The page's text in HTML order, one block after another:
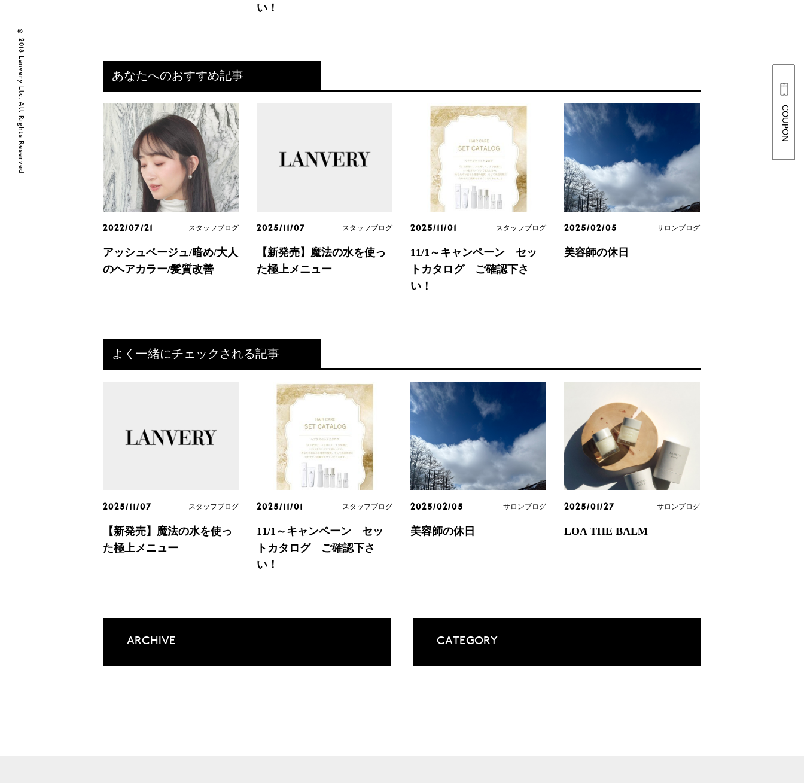
い！
あなたへのおすすめ記事
2022/07/21 スタッフブログ
アッシュベージュ/暗め/大人
のヘアカラー/髪質改善
2025/11/07 スタッフブログ
【新発売】魔法の水を使っ
た極上メニュー
2025/11/01 スタッフブログ
11/1～キャンペーン セッ
トカタログ ご確認下さ
い！
2025/02/05 サロンブログ
美容師の休日
よく一緒にチェックされる記事
2025/11/07 スタッフブログ
【新発売】魔法の水を使っ
た極上メニュー
2025/11/01 スタッフブログ
11/1～キャンペーン セッ
トカタログ ご確認下さ
い！
2025/02/05 サロンブログ
美容師の休日
2025/01/27 サロンブログ
LOA THE BALM
ARCHIVE CATEGORY
COUPON
© 2018 Lanvery Llc. All Rights Reserved